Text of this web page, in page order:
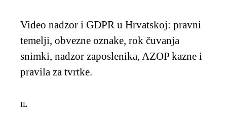
Video nadzor i GDPR u Hrvatskoj: pravni
temelji, obvezne oznake, rok čuvanja
snimki, nadzor zaposlenika, AZOP kazne i
pravila za tvrtke.
IL